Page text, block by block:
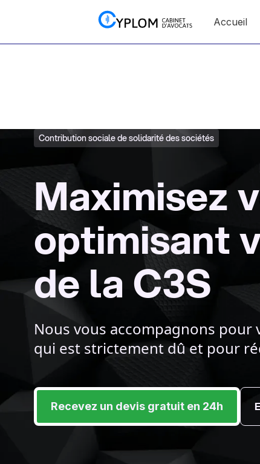
Accueil
Contribution sociale de solidarité des sociétés
Maximisez
optimisant
de la C3S
Nous vous accompagnons pour
qui est strictement dû et pour
Recevez un devis gratuit en 24h